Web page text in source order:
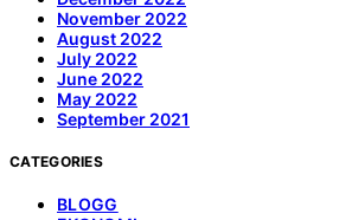
November 2022
August 2022
July 2022
June 2022
May 2022
September 2021
CATEGORIES
BLOGG